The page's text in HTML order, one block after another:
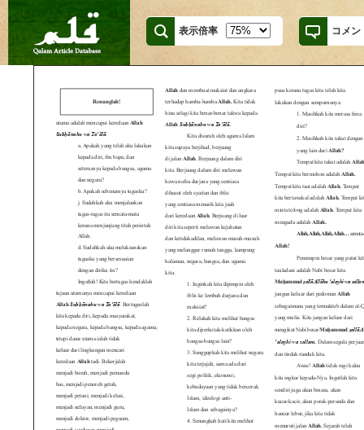
表示倍率 コメン